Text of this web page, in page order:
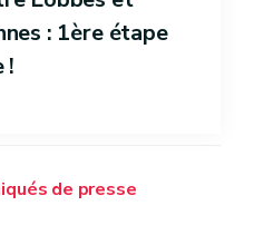
de presse
: 1ère étape
!